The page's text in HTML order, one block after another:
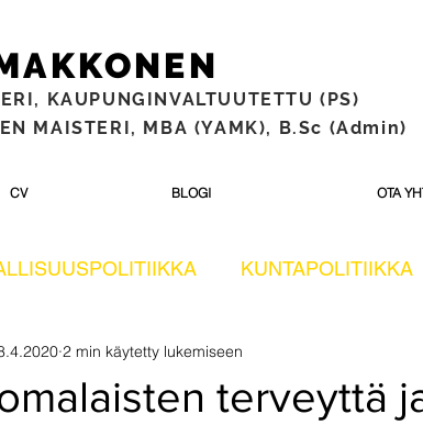
KAUPUNGINVALTUUTETTU (PS)
MAISTERI, MBA (YAMK), B.Sc (Admin)
CV BLOGI OTA
KUNTAPOLITIIKKA
TESTISSÄ
terveyttä
2 min käytetty lukemiseen